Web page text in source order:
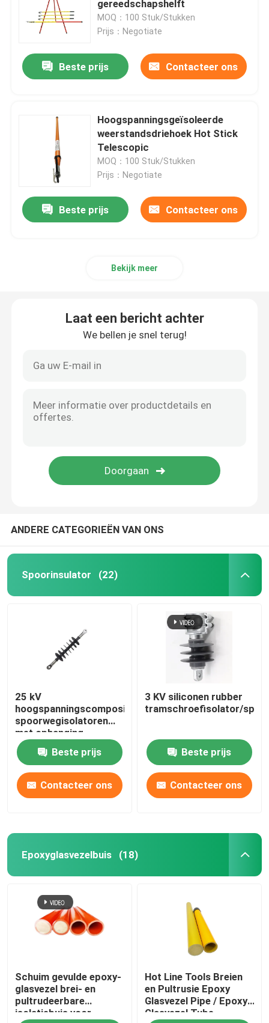
verwijderde zekering
Isolatormachine
Pultrusieprofiel van glasvezel
FRP Gevormde Producten
gereedschapshelft
MOQ：100 Stuk/Stukken
Prijs：Negotiate
Beste prijs Contacteer ons
Hoogspanningsgeïsoleerde
weerstandsdriehoek Hot Stick
Telescopic
MOQ：100 Stuk/Stukken
Prijs：Negotiate
Beste prijs Contacteer ons
Bekijk meer
Laat een bericht achter
We bellen je snel terug!
ANDERE CATEGORIEËN VAN ONS
Spoorinsulator (22)
25 kV
hoogspanningscompositief
spoorwegisolatoren
met ophanging
Beste prijs
Contacteer ons
3 KV siliconen rubber
tramschroefisolator/
Beste prijs
Contacteer ons
Epoxyglasvezelbuis (18)
Schuim gevulde epoxy-
glasvezel brei- en
pultrudeerbare
isolatiebuis voor
Hot Line Tools Breien
en Pultrusie Epoxy
Glasvezel Pipe / Epoxy
Glasvezel Tube